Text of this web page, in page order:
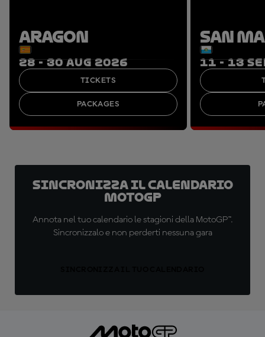
ARAGON
28 - 30 AUG 2026
TICKETS
PACKAGES
SAN
11 - 13
Sincronizza il calendario
MotoGP
Annota nel tuo calendario le stagioni della MotoGP™.
Sincronizzalo e non perderti nessuna gara